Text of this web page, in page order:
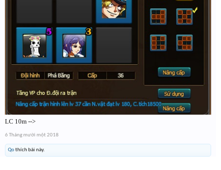
LC 10m -->
6 Tháng mười một 2018
Qothích bài này.